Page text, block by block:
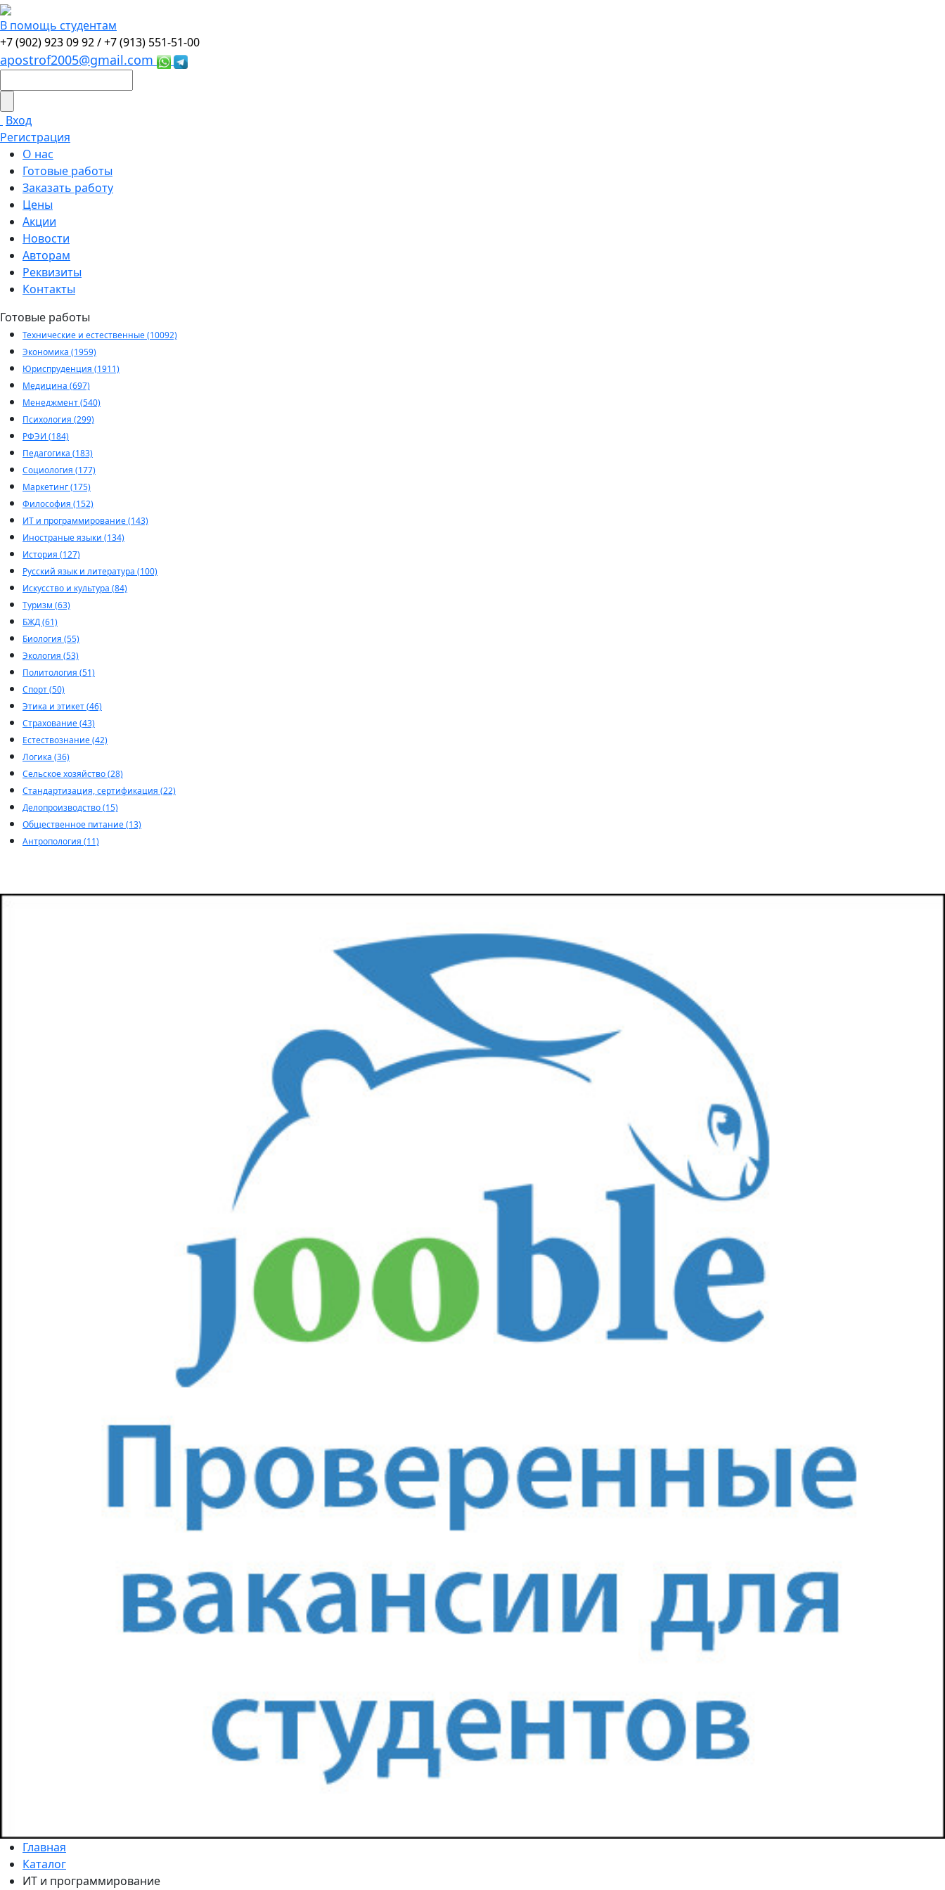
В помощь студентам
+7 (902) 923 09 92 /+7 (913) 551-51-00
apostrof2005@gmail.com
Вход
Регистрация
О нас
Готовые работы
Заказать работу
Цены
Акции
Новости
Авторам
Реквизиты
Контакты
Готовые работы
Технические и естественные (10092)
Экономика (1959)
Юриспруденция (1911)
Медицина (697)
Менеджмент (540)
Психология (299)
РФЭИ (184)
Педагогика (183)
Социология (177)
Маркетинг (175)
Философия (152)
ИТ и программирование (143)
Иностраные языки (134)
История (127)
Русский язык и литература (100)
Искусство и культура (84)
Туризм (63)
БЖД (61)
Биология (55)
Экология (53)
Политология (51)
Спорт (50)
Этика и этикет (46)
Страхование (43)
Естествознание (42)
Логика (36)
Сельское хозяйство (28)
Стандартизация, сертификация (22)
Делопроизводство (15)
Общественное питание (13)
Антропология (11)
Главная
Каталог
ИТ и программирование